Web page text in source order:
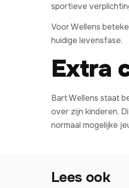
sportieve
Voor Wellens
huidige levensfase.
Extra
Bart Wellens staat
over zijn kinderen.
normaal mogelijke
Lees ook